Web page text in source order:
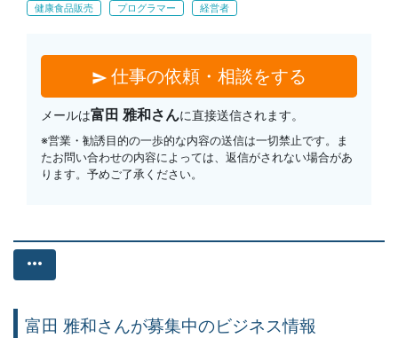
健康食品販売
プログラマー 経営者
send 仕事の依頼・相談をする
メールは富田 雅和さんに直接送信されます。
※営業・勧誘目的の一歩的な内容の送信は一切禁止です。ま
たお問い合わせの内容によっては、返信がされない場合があ
ります。予めご了承ください。
more_horiz
富田 雅和さんが募集中のビジネス情報